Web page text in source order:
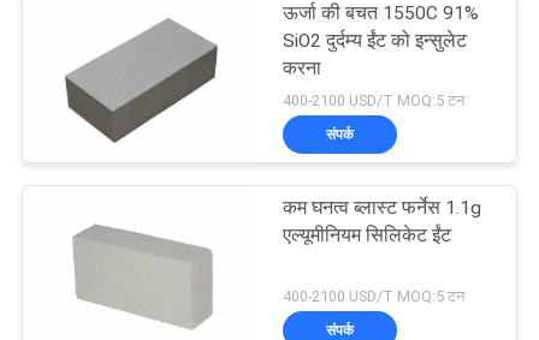
मोनोलिथिक रेफ्रेक्टरी
ऊर्जा की बचत 1550C 91%
SiO2 दुर्दम्य ईंट को इन्सुलेट
करना
400-2100 USD/T MOQ:5 टन
संपर्क
कम घनत्व ब्लास्ट फर्नेस 1.1g
एल्यूमीनियम सिलिकेट ईंट
400-2100 USD/T MOQ:5 टन
संपर्क